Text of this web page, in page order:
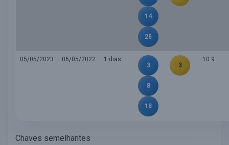
14
26
05/05/2023 06/05/2022
1 dias
3
8
18
3
10.9
Chaves semelhantes